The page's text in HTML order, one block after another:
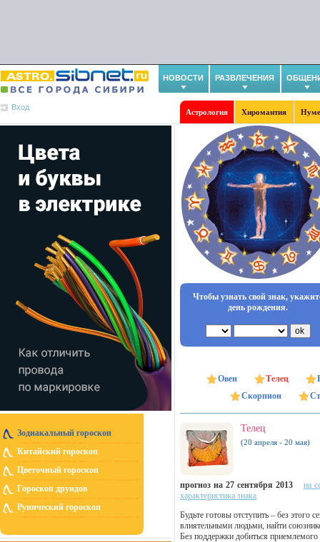
НОВОСТИ РАЗВЛЕЧЕНИЯ
Вход
Астрология Хиромантия
Зодиакальный гороскоп
Китайский гороскоп
Цветочный гороскоп
Гороскоп друидов
Рунический гороскоп
Чтобы узнать свой знак,
день рождения.
Овен Телец
Скорпион
Телец
(20 апреля - 20 мая)
прогноз на 27 сентября 2013
на
характеристика знака
Будьте готовы отступить – без этого
влиятельными людьми, найти
Без поддержки добиться приемлемого